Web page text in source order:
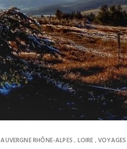
AUVERGNE RHÔNE-ALPES , LOIRE ,